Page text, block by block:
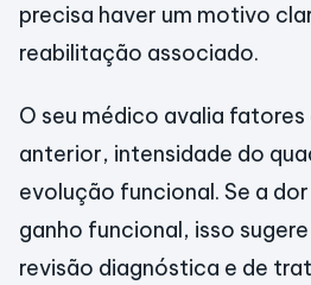
precisa haver um motivo
reabilitação associado.
O seu médico avalia
anterior, intensidade do
evolução funcional. Se a
ganho funcional, isso
revisão diagnóstica e de